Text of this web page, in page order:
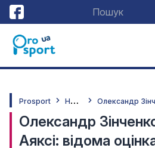
Prosport Н
овини
Олександр
Аяксі: відома